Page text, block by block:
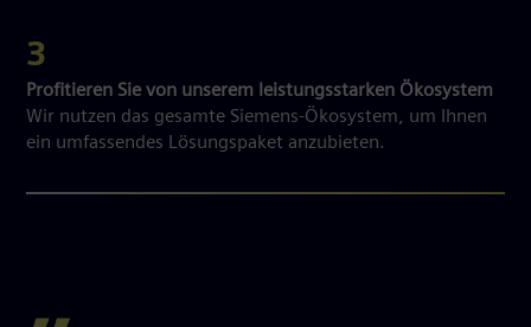
3
Profitieren Sie von unserem leistungsstarken Ökosystem
Wir nutzen das gesamte Siemens-Ökosystem, um Ihnen
ein umfassendes Lösungspaket anzubieten.